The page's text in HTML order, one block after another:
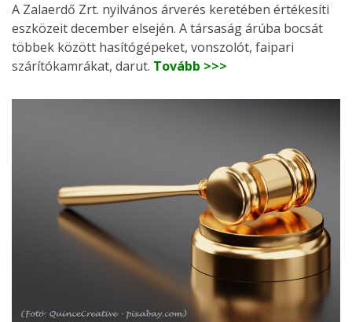
A Zalaerdő Zrt. nyilvános árverés keretében értékesíti
eszközeit december elsején. A társaság árúba bocsát
többek között hasítógépeket, vonszolót, faipari
szárítókamrákat, darut. Tovább >>>